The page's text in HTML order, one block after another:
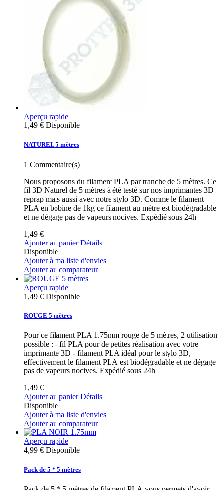
Aperçu rapide
1,49 € Disponible
NATUREL 5 mètres
1 Commentaire(s)
Nous proposons du filament PLA par tranche de 5 mètres. Ce
fil 3D Naturel de 5 mètres à été testé sur nos imprimantes 3D
reprap mais aussi avec notre stylo 3D. Comme le filament
PLA en bobine de 1kg ce filament au mètre est biodégradable
et ne dégage pas de vapeurs nocives. Expédié sous 24h
1,49 €
Ajouter au panier Détails
Disponible
Ajouter à ma liste d'envies
Ajouter au comparateur
Aperçu rapide
1,49 € Disponible
ROUGE 5 mètres
Pour ce filament PLA 1.75mm rouge de 5 mètres, 2 utilisation
possible : - fil PLA pour de petites réalisation avec votre
imprimante 3D - filament PLA idéal pour le stylo 3D,
effectivement le filament PLA est biodégradable et ne dégage
pas de vapeurs nocives. Expédié sous 24h
1,49 €
Ajouter au panier Détails
Disponible
Ajouter à ma liste d'envies
Ajouter au comparateur
Aperçu rapide
4,99 € Disponible
Pack de 5 * 5 mètres